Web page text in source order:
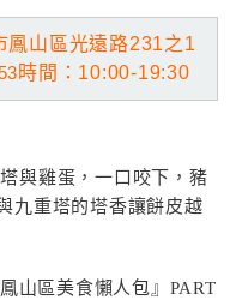
鳳山區光遠路231之1
時間：10:00-19:30
與雞蛋，一口咬下，豬
九重塔的塔香讓餅皮越